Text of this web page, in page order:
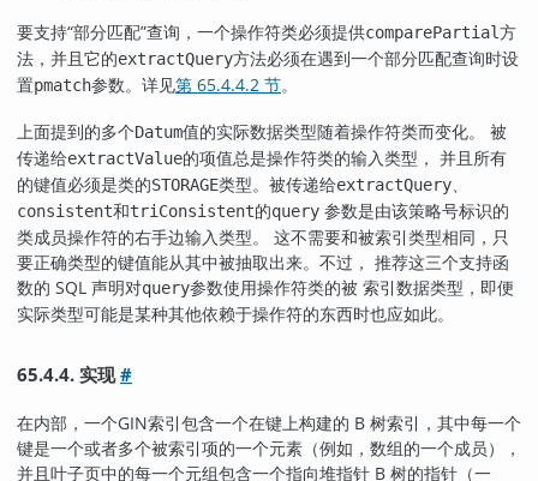
要支持“部分匹配”查询，一个操作符类必须提供comparePartial方
法，并且它的extractQuery方法必须在遇到一个部分匹配查询时设
置pmatch参数。详见第 65.4.4.2 节。
上面提到的多个Datum值的实际数据类型随着操作符类而变化。 被
传递给extractValue的项值总是操作符类的输入类型， 并且所有
的键值必须是类的STORAGE类型。被传递给extractQuery、
consistent和triConsistent的query 参数是由该策略号标识的
类成员操作符的右手边输入类型。 这不需要和被索引类型相同，只
要正确类型的键值能从其中被抽取出来。不过， 推荐这三个支持函
数的 SQL 声明对query参数使用操作符类的被 索引数据类型，即便
实际类型可能是某种其他依赖于操作符的东西时也应如此。
65.4.4. 实现#
在内部，一个GIN索引包含一个在键上构建的 B 树索引，其中每一个
键是一个或者多个被索引项的一个元素（例如，数组的一个成员），
并且叶子页中的每一个元组包含一个指向堆指针 B 树的指针（一